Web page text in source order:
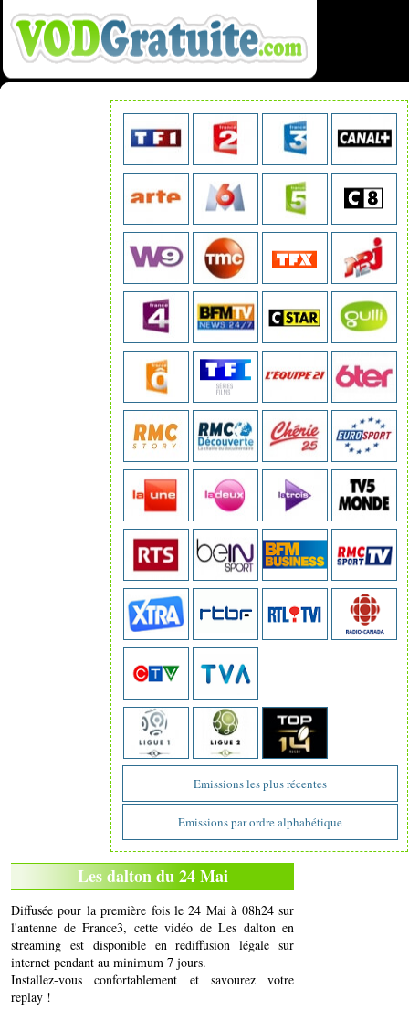
Emissions les plus récentes
Emissions par ordre alphabétique
Les dalton du 24 Mai
Diffusée pour la première fois le 24 Mai à 08h24 sur
l'antenne de France3, cette vidéo de Les dalton en
streaming est disponible en rediffusion légale sur
internet pendant au minimum 7 jours.
Installez-vous confortablement et savourez votre
replay !